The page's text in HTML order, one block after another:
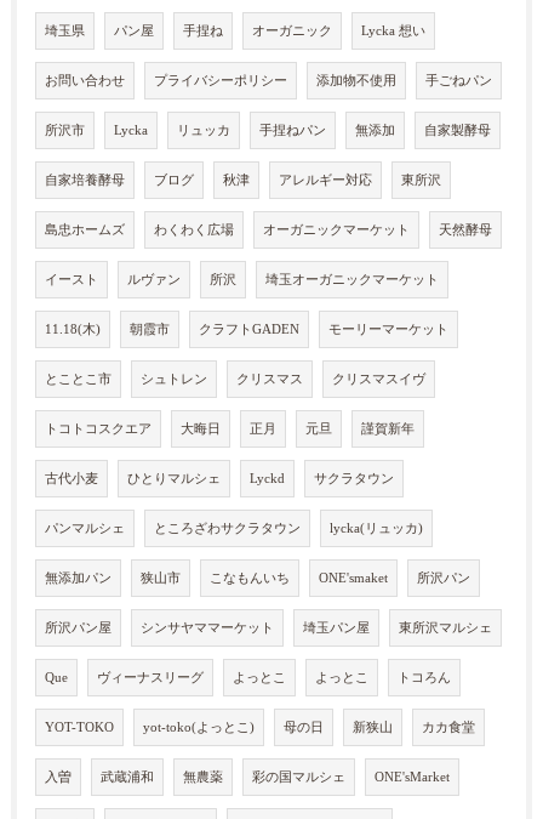
埼玉県 パン屋 手捏ね オーガニック Lycka 想い
お問い合わせ プライバシーポリシー 添加物不使用 手ごねパン
所沢市 Lycka リュッカ 手捏ねパン 無添加 自家製酵母
自家培養酵母 ブログ 秋津 アレルギー対応 東所沢
島忠ホームズ わくわく広場 オーガニックマーケット 天然酵母
イースト ルヴァン 所沢 埼玉オーガニックマーケット
11.18(木) 朝霞市 クラフトGADEN モーリーマーケット
とことこ市 シュトレン クリスマス クリスマスイヴ
トコトコスクエア 大晦日 正月 元旦 謹賀新年
古代小麦 ひとりマルシェ Lyckd サクラタウン
パンマルシェ ところざわサクラタウン lycka(リュッカ)
無添加パン 狭山市 こなもんいち ONE'smaket 所沢パン
所沢パン屋 シンサヤママーケット 埼玉パン屋 東所沢マルシェ
Que ヴィーナスリーグ よっとこ よっとこ トコろん
YOT-TOKO yot-toko(よっとこ) 母の日 新狭山 カカ食堂
入曽 武蔵浦和 無農薬 彩の国マルシェ ONE'sMarket